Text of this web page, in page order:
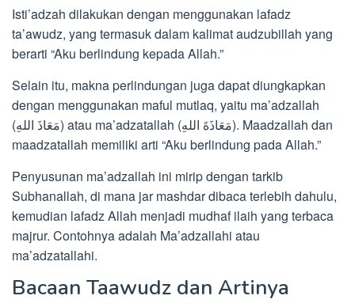
Isti’adzah dilakukan dengan menggunakan lafadz
ta’awudz, yang termasuk dalam kalimat audzubillah yang
berarti “Aku berlindung kepada Allah.”
Selain itu, makna perlindungan juga dapat diungkapkan
dengan menggunakan maful mutlaq, yaitu ma’adzallah
(مَعَاذَ اللهِ) atau ma’adzatallah (مَعَاذَةَ اللهِ). Maadzallah dan
maadzatallah memiliki arti “Aku berlindung pada Allah.”
Penyusunan ma’adzallah ini mirip dengan tarkib
Subhanallah, di mana jar mashdar dibaca terlebih dahulu,
kemudian lafadz Allah menjadi mudhaf ilaih yang terbaca
majrur. Contohnya adalah Ma’adzallahi atau
ma’adzatallahi.
Bacaan Taawudz dan Artinya